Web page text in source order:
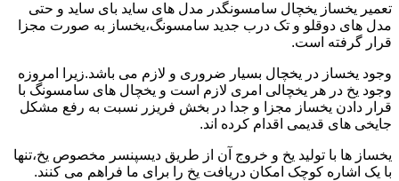
تعمیر یخساز یخچال سامسونگدر مدل های ساید بای ساید و حتی
مدل های دوقلو و تک درب جدید سامسونگ،یخساز به صورت مجزا
قرار گرفته است.
وجود یخساز در یخچال بسیار ضروری و لازم می باشد.زیرا امروزه
وجود یخ در هر یخچالی امری لازم است و یخچال های سامسونگ با
قرار دادن یخساز مجزا و جدا در بخش فریزر نسبت به رفع مشکل
جایخی های قدیمی اقدام کرده اند.
یخساز ها با تولید یخ و خروج آن از طریق دیسپنسر مخصوص یخ،تنها
با یک اشاره کوچک امکان دریافت یخ را برای ما فراهم می کنند.